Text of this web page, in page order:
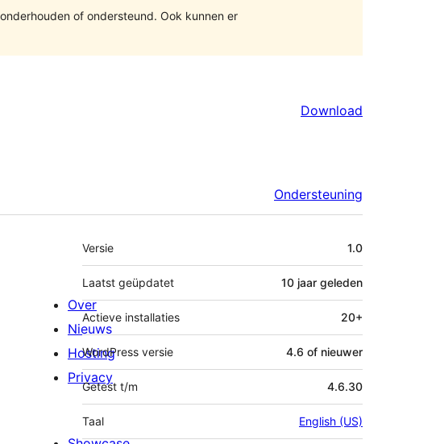
of ondersteund. Ook kunnen er
Download
Ondersteuning
Meta
Versie 1.0
Laatst geüpdatet 10 jaar geleden
Actieve installaties 20+
WordPress versie 4.6 of nieuwer
Getest t/m 4.6.30
Taal English (US)
Over
Nieuws
Hosting
Privacy